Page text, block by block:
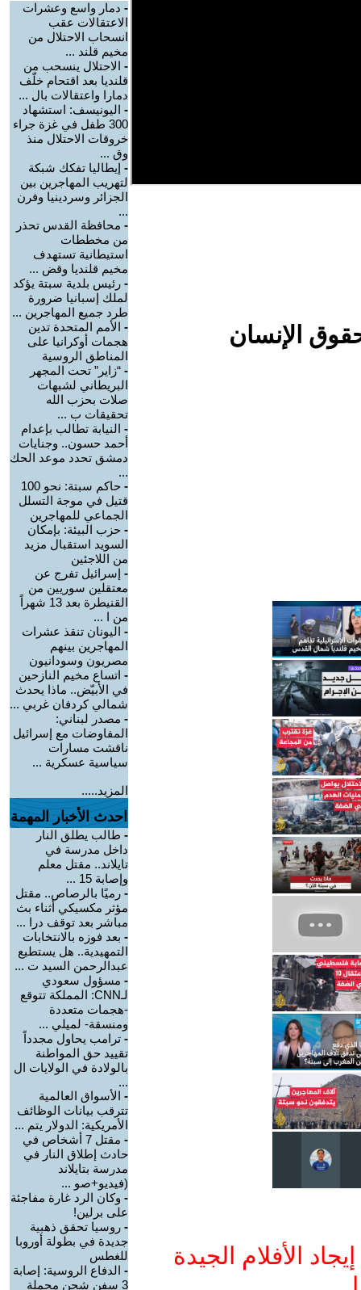
الإنسان
الأفلام الجيدة
- دمار واسع وعشرات
الاعتقالات عقب
انسحاب الاحتلال من
مخيم قلند ...
- الاحتلال ينسحب من
قلنديا بعد اقتحام خلّف
دمارا واعتقالات بال ...
- اليونيسف: استشهاد
300 طفل في غزة جراء
خروقات الاحتلال منذ
وق ...
- إيطاليا تفكك شبكة
لتهريب المهاجرين بين
الجزائر وسردينيا وفرن
...
- محافظة القدس تحذر
من مخططات
استيطانية تستهدف
مخيم قلنديا وقض ...
- رئيس بلدية سبتة يؤكد
لملك إسبانيا ضرورة
طرد جميع المهاجرين ...
- الأمم المتحدة تدين
هجمات أوكرانيا على
المناطق الروسية
- “زاير” تحت المجهر
البريطاني لشبهات
صلات بحزب الله
تحقيقات ب ...
- النيابة تطالب بإعدام
أحمد حسون.. وجنايات
دمشق تحدد موعد الحك
...
-
حاكم سبتة: نحو 100
قتيل في موجة التسلل
الجماعي للمهاجرين
- حزب البيئة: بإمكان
السويد استقبال مزيد
من اللاجئين
- إسرائيل تفرج عن
معتقلين سوريين من
القنيطرة بعد 13 شهراً
من ا ...
- اليونان تنقذ عشرات
المهاجرين بينهم
مصريون وسودانيون
- اتساع مخيم النازحين
في الأبيّض.. ماذا يحدث
شمالي كردفان غربي ...
- مصدر لبناني:
المفاوضات مع إسرائيل
ناقشت مسارات
سياسية عسكرية ...
المزيد.....
احدث الأخبار المهمة
- طالب يطلق النار
داخل مدرسة في
تايلاند.. مقتل معلم
وإصابة 15 ...
- رميًا بالرصاص.. مقتل
مؤثر مكسيكي أثناء بث
مباشر بعد توقف درا ...
- بعد فوزه بالانتخابات
التمهيدية.. هل يستطيع
عبدالرحمن السيد ت ...
- مسؤول سعودي
لـCNN: المملكة تتوقع
-هجمات متعددة
ومنسقة- لميلي ...
- ترامب يحاول مجدداً
تقييد حق المواطنة
بالولادة في الولايات ال
...
- الأسواق العالمية
تترقب بيانات الوظائف
الأمريكية: الدولار يتم ...
-
مقتل 7 أشخاص في
حادث إطلاق النار في
مدرسة بتايلاند
(فيديو+صو ...
- وكان الرد غارة مفاجئة
على برلين!
- روسيا تحقق ذهبية
جديدة في بطولة أوروبا
للغطس
- الدفاع الروسية: إصابة
3 سفن شحن محملة